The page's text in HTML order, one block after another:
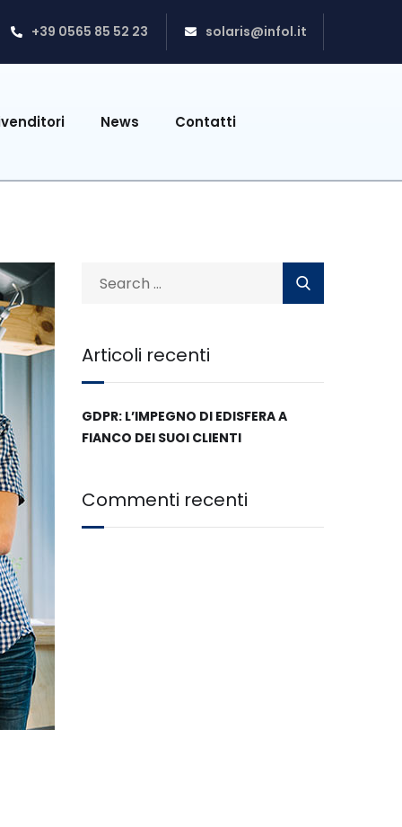
+39 0565 85 52 23 solaris@infol.it
News Contatti
Articoli recenti
GDPR: L’IMPEGNO DI EDISFERA A
FIANCO DEI SUOI CLIENTI
Commenti recenti